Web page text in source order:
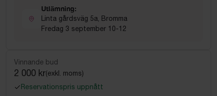
Utlämning:
Linta gårdsväg 5a, Bromma
Fredag 3 september 10-12
Vinnande bud
2 000 kr(exkl. moms)
Reservationspris uppnått